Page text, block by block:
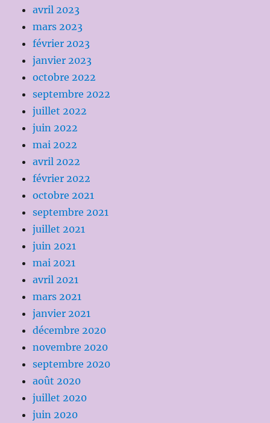
avril 2023
mars 2023
février 2023
janvier 2023
octobre 2022
septembre 2022
juillet 2022
juin 2022
mai 2022
avril 2022
février 2022
octobre 2021
septembre 2021
juillet 2021
juin 2021
mai 2021
avril 2021
mars 2021
janvier 2021
décembre 2020
novembre 2020
septembre 2020
août 2020
juillet 2020
juin 2020